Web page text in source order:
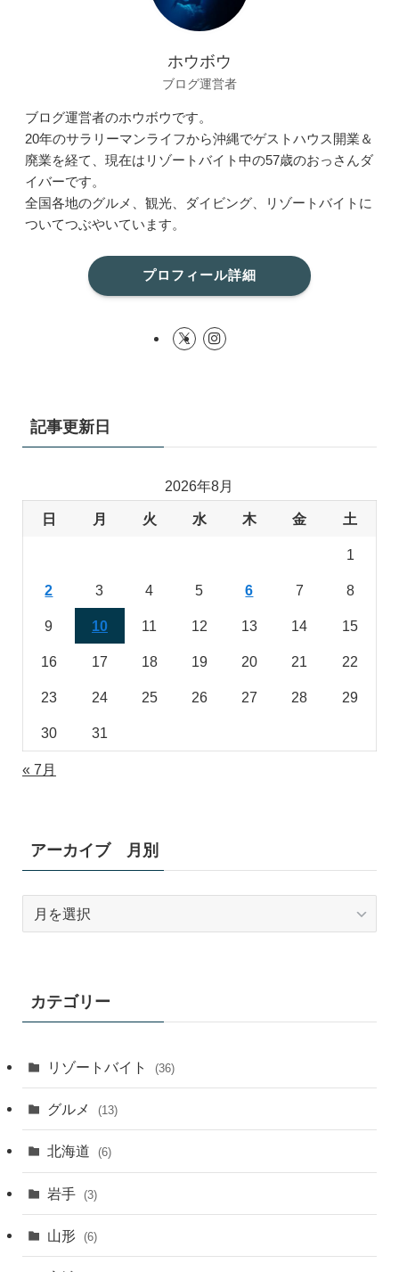
ホウボウ
ブログ運営者
ブログ運営者のホウボウです。
20年のサラリーマンライフから沖縄でゲストハウス開業＆
廃業を経て、現在はリゾートバイト中の57歳のおっさんダ
イバーです。
全国各地のグルメ、観光、ダイビング、リゾートバイトに
ついてつぶやいています。
プロフィール詳細
記事更新日
2026年8月
日 月 火 水 木 金 土
1
2 3 4 5 6 7 8
9 10 11 12 13 14 15
16 17 18 19 20 21 22
23 24 25 26 27 28 29
30 31
« 7月
アーカイブ 月別
ブ
カテゴリー
リゾートバイト (36)
グルメ (13)
北海道 (6)
岩手 (3)
山形 (6)